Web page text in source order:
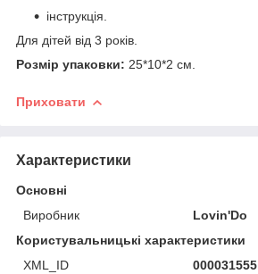
інструкція.
Для дітей від 3 років.
Розмір упаковки: 25*10*2 см.
Приховати
Характеристики
Основні
Виробник
Lovin'Do
Користувальницькі характеристики
XML_ID
000031555